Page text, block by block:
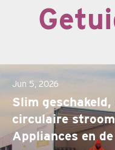
Jun 5, 2026
Slim
circulaire
Appliances en